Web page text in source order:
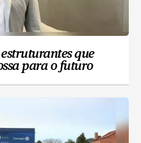
que
para o futuro